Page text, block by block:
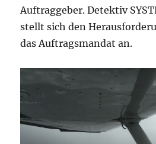
Auftraggeber. Detektiv
stellt sich den
das Auftragsmandat an.